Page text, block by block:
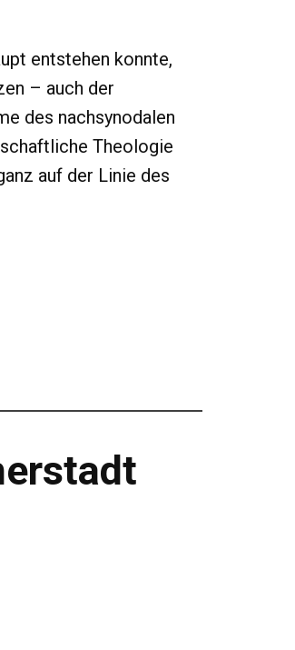
entstehen konnte,
– auch der
des nachsynodalen
Theologie
auf der Linie des